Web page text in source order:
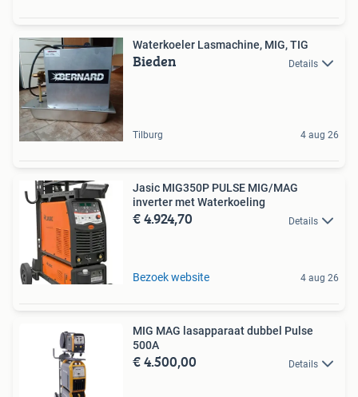
Waterkoeler Lasmachine, MIG, TIG
Bieden Details
Tilburg 4 aug 26
Jasic MIG350P PULSE MIG/MAG
inverter met Waterkoeling
€ 4.924,70 Details
Bezoek website 4 aug 26
MIG MAG lasapparaat dubbel Pulse
500A
€ 4.500,00 Details